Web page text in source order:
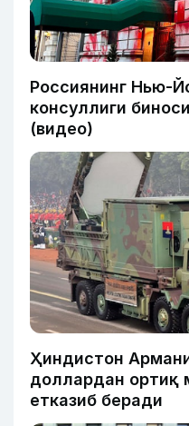
Россиянинг Нью-
консуллиги
(видео)
Ҳиндистон
доллардан ортиқ
етказиб беради